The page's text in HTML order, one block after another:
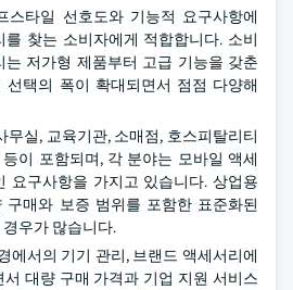
스타일 선호도와 기능적 요구사항에
를 찾는 소비자에게 적합합니다. 소비
는 저가형 제품부터 고급 기능을 갖춘
선택의 폭이 확대되면서 점점 다양해
무실, 교육기관, 소매점, 호스피탈리티
이 포함되며, 각 분야는 모바일 액세
요구사항을 가지고 있습니다. 상업용
구매와 보증 범위를 포함한 표준화된
우가 많습니다.
에서의 기기 관리, 브랜드 액세서리에
대량 구매 가격과 기업 지원 서비스